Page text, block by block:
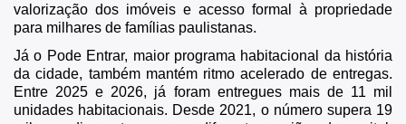
valorização dos imóveis e acesso formal à propriedade
para milhares de famílias paulistanas.
Já o Pode Entrar, maior programa habitacional da história
da cidade, também mantém ritmo acelerado de entregas.
Entre 2025 e 2026, já foram entregues mais de 11 mil
unidades habitacionais. Desde 2021, o número supera 19